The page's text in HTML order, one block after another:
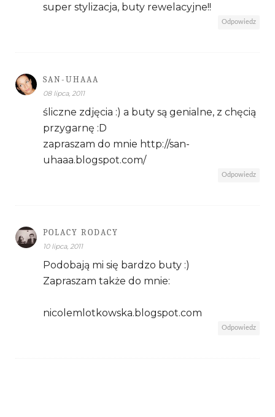
super stylizacja, buty rewelacyjne!!
Odpowiedz
SAN-UHAAA
08 lipca, 2011
śliczne zdjęcia :) a buty są genialne, z chęcią
przygarnę :D
zapraszam do mnie http://san-
uhaaa.blogspot.com/
Odpowiedz
POLACY RODACY
10 lipca, 2011
Podobają mi się bardzo buty :)
Zapraszam także do mnie:
nicolemlotkowska.blogspot.com
Odpowiedz